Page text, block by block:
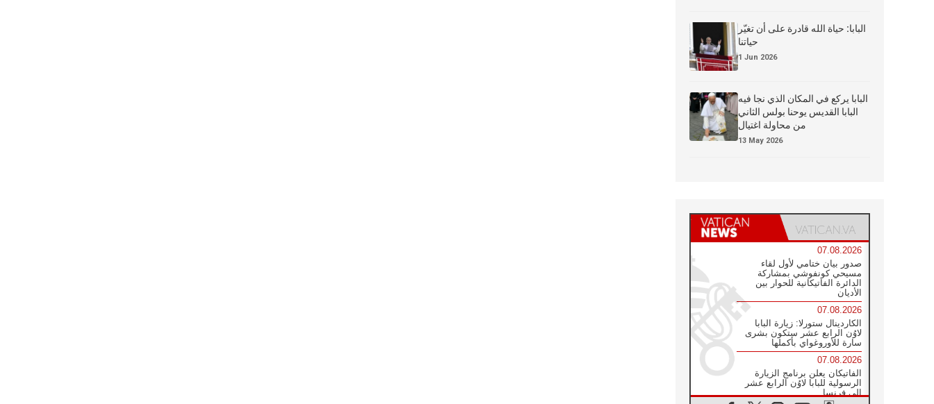
البابا: حياة الله قادرة على أن تغيّر
حياتنا
1 Jun 2026
البابا يركع في المكان الذي نجا فيه
البابا القديس يوحنا بولس الثاني
من محاولة اغتيال
13 May 2026
07.08.2026
صدور بيان ختامي لأول لقاء
مسيحي كونفوشي بمشاركة
الدائرة الفاتيكانية للحوار بين
الأديان
07.08.2026
الكاردينال ستورلا: زيارة البابا
لاوُن الرابع عشر ستكون بشرى
سارة للأوروغواي بأكملها
07.08.2026
الفاتيكان يعلن برنامج الزيارة
الرسولية للبابا لاوُن الرابع عشر
إلى فرنسا